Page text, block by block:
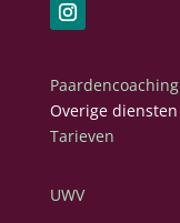
Paardencoaching
Overige diensten
Tarieven
UWV